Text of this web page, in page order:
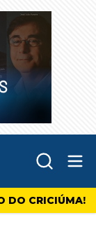
DO CRICIÚMA!